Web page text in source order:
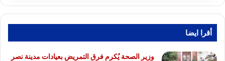
أقرا ايضا
وزير الصحة يُكرم فرق التمريض بعيادات مدينة نصر